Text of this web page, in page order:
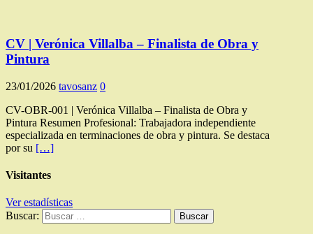
CV | Verónica Villalba – Finalista de Obra y
Pintura
23/01/2026 tavosanz 0
CV-OBR-001 | Verónica Villalba – Finalista de Obra y
Pintura Resumen Profesional: Trabajadora independiente
especializada en terminaciones de obra y pintura. Se destaca
por su […]
Visitantes
Ver estadísticas
Buscar: